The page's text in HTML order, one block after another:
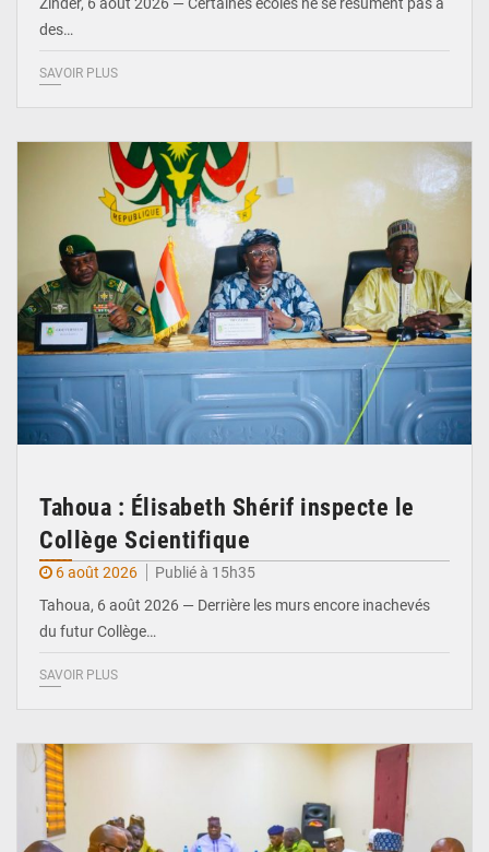
des…
SAVOIR PLUS
Tahoua : Élisabeth Shérif inspecte le
Collège Scientifique
6 août 2026
Publié à 15h35
Tahoua, 6 août 2026 — Derrière les murs encore inachevés
du futur Collège…
SAVOIR PLUS